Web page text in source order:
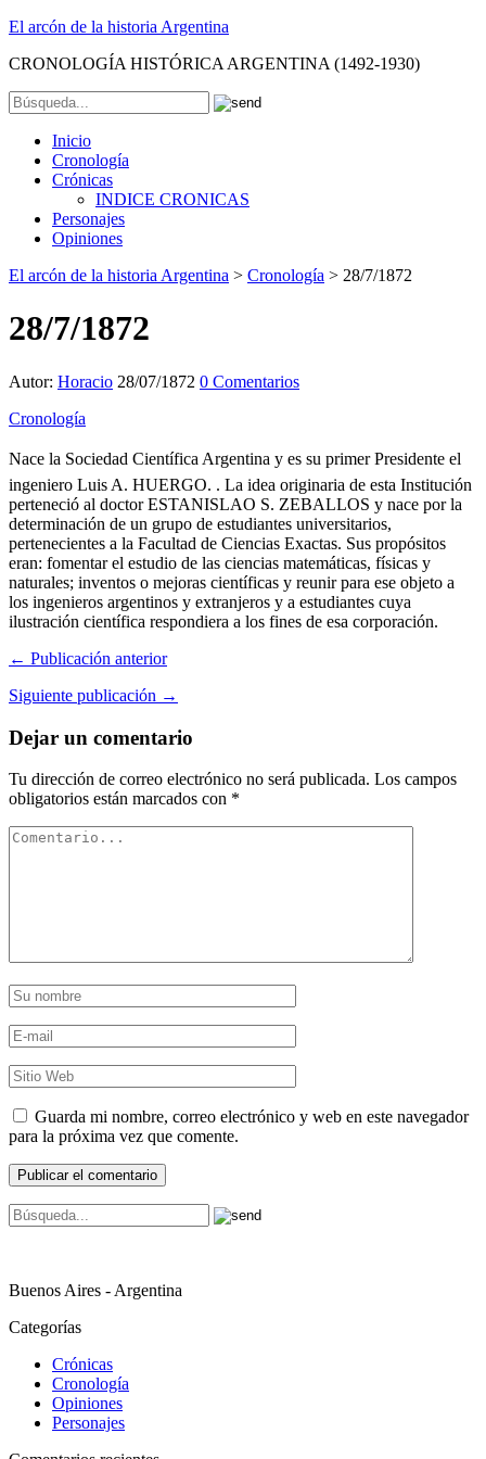
El arcón de la historia Argentina
CRONOLOGÍA HISTÓRICA ARGENTINA (1492-1930)
Inicio
Cronología
Crónicas
INDICE CRONICAS
Personajes
Opiniones
El arcón de la historia Argentina > Cronología > 28/7/1872
28/7/1872
Autor: Horacio 28/07/1872 0 Comentarios
Cronología
Nace la Sociedad Científica Argentina y es su primer Presidente el
ingeniero Luis A. HUERGO. . La idea originaria de esta Institución
perteneció al doctor ESTANISLAO S. ZEBALLOS y nace por la
determinación de un grupo de estudiantes universitarios,
pertenecientes a la Facultad de Ciencias Exactas. Sus propósitos
eran: fomentar el estudio de las ciencias matemáticas, físicas y
naturales; inventos o mejoras científicas y reunir para ese objeto a
los ingenieros argentinos y extranjeros y a estudiantes cuya
ilustración científica respondiera a los fines de esa corporación.
← Publicación anterior
Siguiente publicación →
Dejar un comentario
Tu dirección de correo electrónico no será publicada. Los campos
obligatorios están marcados con *
Guarda mi nombre, correo electrónico y web en este navegador
para la próxima vez que comente.
Buenos Aires - Argentina
Categorías
Crónicas
Cronología
Opiniones
Personajes